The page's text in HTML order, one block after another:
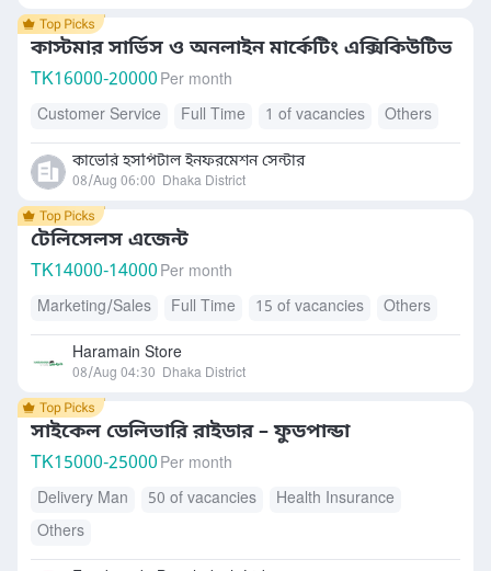
কাস্টমার সার্ভিস ও অনলাইন মার্কেটিং এক্সিকিউটিভ
TK16000-20000 Per month
Customer Service
Full Time 1 of vacancies Others
কাভেরি হসপিটাল ইনফরমেশন সেন্টার
08/Aug 06:00 Dhaka District
টেলিসেলস এজেন্ট
TK14000-14000 Per month
Marketing/Sales
Full Time 15 of vacancies Others
Haramain Store
08/Aug 04:30 Dhaka District
সাইকেল ডেলিভারি রাইডার – ফুডপান্ডা
TK15000-25000 Per month
Delivery Man
50 of vacancies
Health Insurance
Others